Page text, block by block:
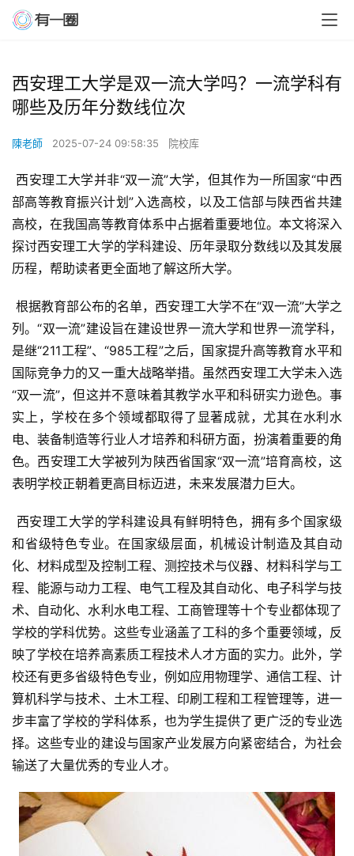
西安理工大学是双一流大学吗？一流学科有
哪些及历年分数线位次
陳老師 2025-07-24 09:58:35 院校库
部高等教育振兴计划”入选高校，以及工信部与陕西省共建
高校，在我国高等教育体系中占据着重要地位。本文将深入
探讨西安理工大学的学科建设、历年录取分数线以及其发展
历程，帮助读者更全面地了解这所大学。
根据教育部公布的名单，西安理工大学不在“双一流”大学之
列。“双一流”建设旨在建设世界一流大学和世界一流学科，
是继“211工程”、“985工程”之后，国家提升高等教育水平和
国际竞争力的又一重大战略举措。虽然西安理工大学未入选
“双一流”，但这并不意味着其教学水平和科研实力逊色。事
实上，学校在多个领域都取得了显著成就，尤其在水利水
电、装备制造等行业人才培养和科研方面，扮演着重要的角
色。西安理工大学被列为陕西省国家“双一流”培育高校，这
表明学校正朝着更高目标迈进，未来发展潜力巨大。
和省级特色专业。在国家级层面，机械设计制造及其自动
化、材料成型及控制工程、测控技术与仪器、材料科学与工
程、能源与动力工程、电气工程及其自动化、电子科学与技
术、自动化、水利水电工程、工商管理等十个专业都体现了
学校的学科优势。这些专业涵盖了工科的多个重要领域，反
映了学校在培养高素质工程技术人才方面的实力。此外，学
校还有更多省级特色专业，例如应用物理学、通信工程、计
算机科学与技术、土木工程、印刷工程和工程管理等，进一
步丰富了学校的学科体系，也为学生提供了更广泛的专业选
择。这些专业的建设与国家产业发展方向紧密结合，为社会
输送了大量优秀的专业人才。